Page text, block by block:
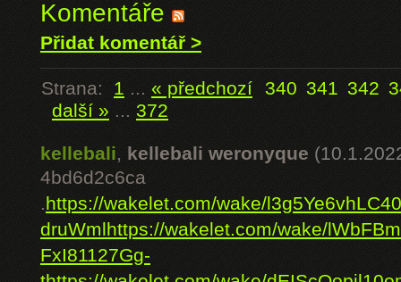
Komentáře
Přidat komentář >
Strana: 1 ... « předchozí 340 341 342
další » ... 372
kellebali, kellebali weronyque
4bd6d2c6ca
.https://wakelet.com/wake/
druWmlhttps://wakelet.com/wake/
FxI81127Gg-